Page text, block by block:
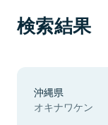
検索結果
沖縄県
オキナワケン